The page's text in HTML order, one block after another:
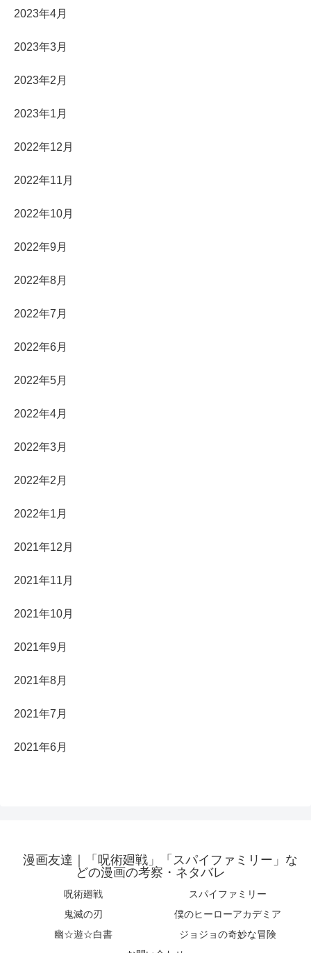
2023年4月
2023年3月
2023年2月
2023年1月
2022年12月
2022年11月
2022年10月
2022年9月
2022年8月
2022年7月
2022年6月
2022年5月
2022年4月
2022年3月
2022年2月
2022年1月
2021年12月
2021年11月
2021年10月
2021年9月
2021年8月
2021年7月
2021年6月
漫画友達｜「呪術廻戦」「スパイファミリー」な
どの漫画の考察・ネタバレ
呪術廻戦
スパイファミリー
鬼滅の刃
僕のヒーローアカデミア
幽☆遊☆白書
ジョジョの奇妙な冒険